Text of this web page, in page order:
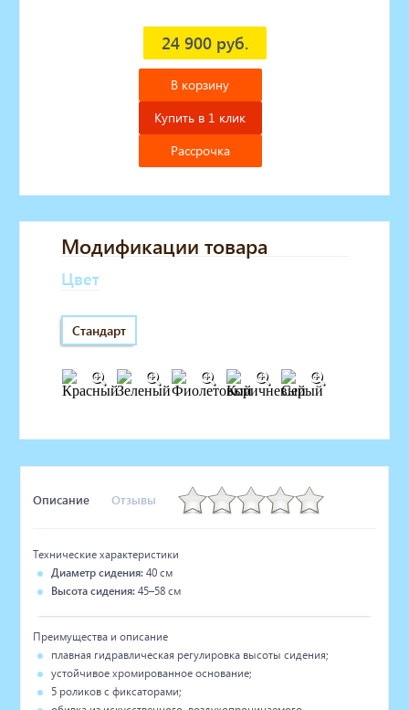
24 900 руб.
В корзину
Купить в 1 клик
Рассрочка
Модификации товара
Цвет
Стандарт
Описание Отзывы
Технические характеристики
Диаметр сидения: 40 см
Высота сидения: 45–58 см
Преимущества и описание
плавная гидравлическая регулировка высоты сидения;
устойчивое хромированное основание;
5 роликов с фиксаторами;